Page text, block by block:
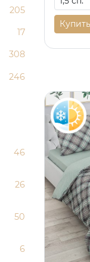
82
25
21
205
17
308
246
46
26
50
6
Купить